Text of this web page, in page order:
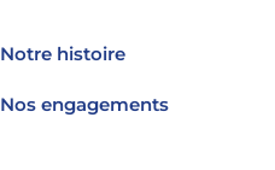
Notre histoire
Nos engagements